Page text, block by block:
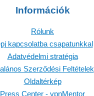
Információk
Rólunk
kapcsolatba csapatunkkal
Adatvédelmi stratégia
Szerződési Feltételek
Oldaltérkép
Press Center - vpnMentor